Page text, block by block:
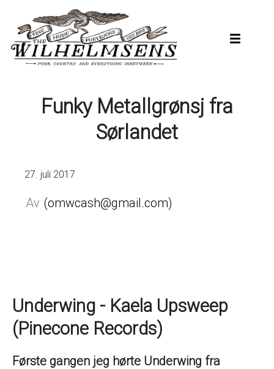
hovedinnhold
Funky Metallgrønsj fra
Sørlandet
27. juli 2017
omwcash@gmail.com
Underwing - Kaela Upsweep
(Pinecone Records)
Første gangen jeg hørte Underwing fra